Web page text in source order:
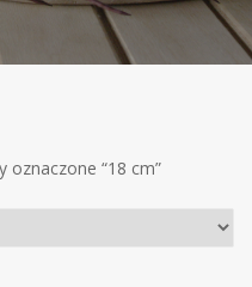
oznaczone “18 cm”